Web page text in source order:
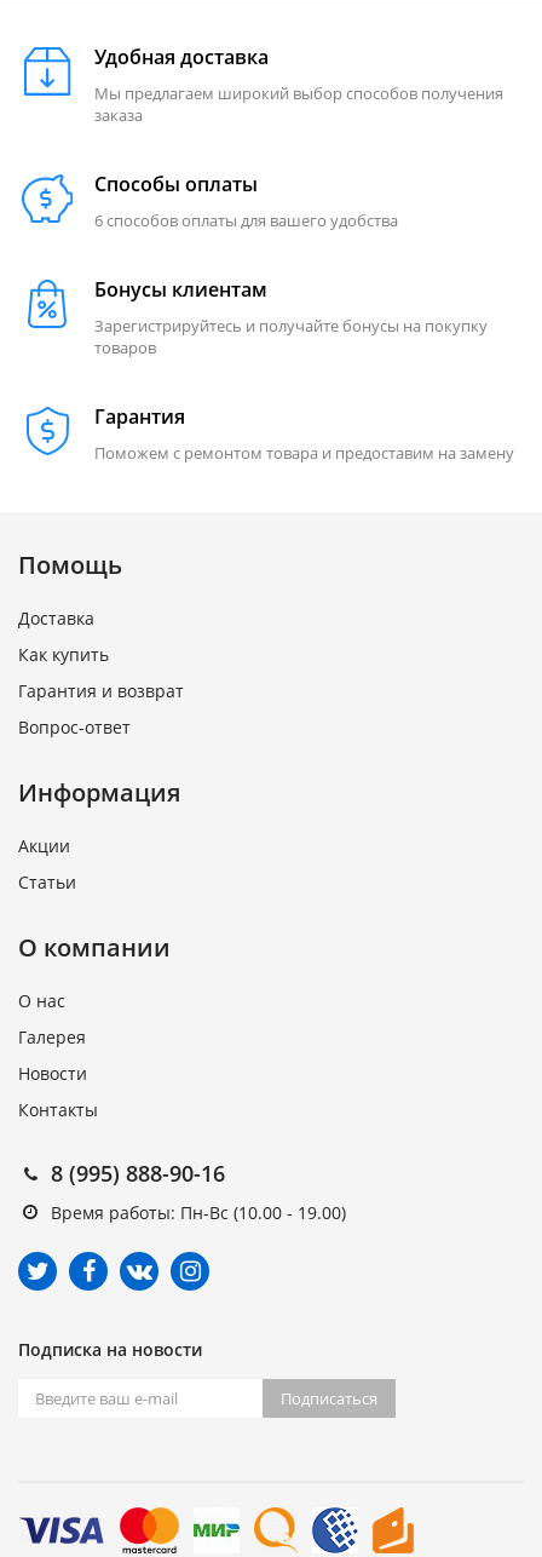
Удобная доставка
Мы предлагаем широкий выбор способов получения
заказа
Способы оплаты
6 способов оплаты для вашего удобства
Бонусы клиентам
Зарегистрируйтесь и получайте бонусы на покупку
товаров
Гарантия
Поможем с ремонтом товара и предоставим на замену
Помощь
Доставка
Как купить
Гарантия и возврат
Вопрос-ответ
Информация
Акции
Статьи
О компании
О нас
Галерея
Новости
Контакты
8 (995) 888-90-16
Время работы: Пн-Вс (10.00 - 19.00)
Подписка на новости
Подписаться